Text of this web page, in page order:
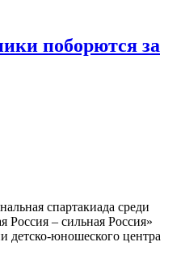
поборются за
спартакиада среди
– сильная Россия»
детско-юношеского центра